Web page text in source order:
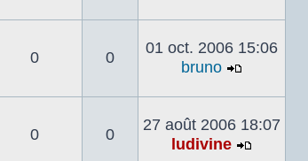
le
dernier
0 0
01 oct. 2006 15:06
bruno
le
dernier
message
0 0
27 août 2006 18:07
ludivine